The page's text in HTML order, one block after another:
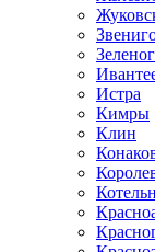
Истра
Кимры
Клин